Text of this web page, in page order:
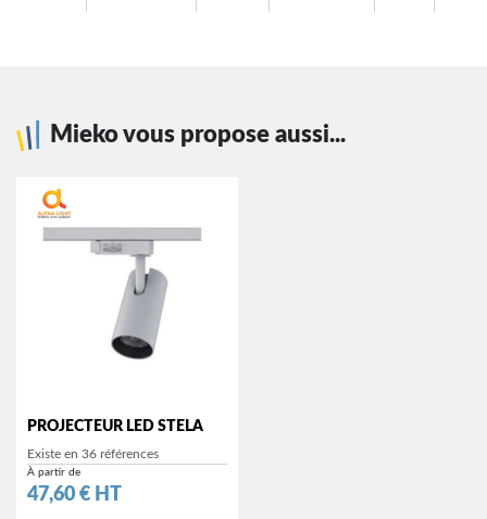
Mieko vous propose aussi...
PROJECTEUR LED STELA
Existe en 36 références
À partir de
Prix
47,60 € HT